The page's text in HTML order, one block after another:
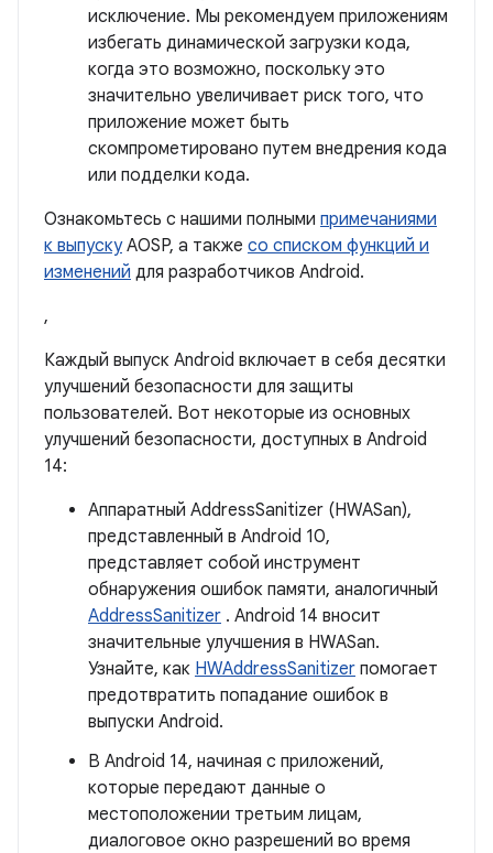
исключение. Мы рекомендуем приложениям
избегать динамической загрузки кода,
когда это возможно, поскольку это
значительно увеличивает риск того, что
приложение может быть
скомпрометировано путем внедрения кода
или подделки кода.
Ознакомьтесь с нашими полными примечаниями
к выпускуAOSP, а также со списком функций и
изменений для разработчиков Android.
,
Каждый выпуск Android включает в себя десятки
улучшений безопасности для защиты
пользователей. Вот некоторые из основных
улучшений безопасности, доступных в Android
14:
Аппаратный AddressSanitizer (HWASan),
представленный в Android 10,
представляет собой инструмент
обнаружения ошибок памяти, аналогичный
AddressSanitizer . Android 14 вносит
значительные улучшения в HWASan.
Узнайте, как HWAddressSanitizer помогает
предотвратить попадание ошибок в
выпуски Android.
В Android 14, начиная с приложений,
которые передают данные о
местоположении третьим лицам,
диалоговое окно разрешений во время